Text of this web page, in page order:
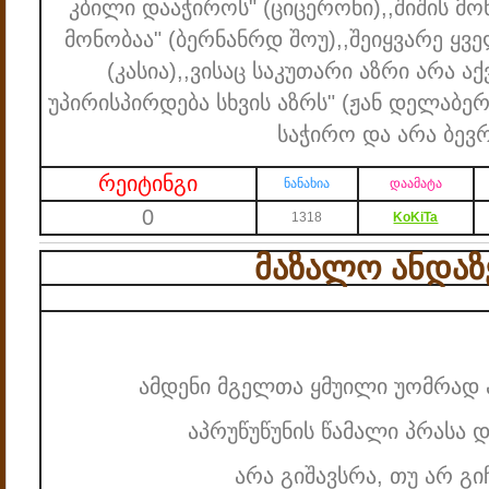
კბილი დააჭიროს" (ციცერონი),,შიშის
მონობაა" (ბერნანრდ შოუ),,შეიყვარე
(კასია),,ვისაც საკუთარი აზრი არა
უპირისპირდება სხვის აზრს" (ჟან
საჭირო და არა
რეიტინგი ნანახია დაამატა
0 1318 KoKiTa
მაზალო
ამდენი მგელთა ყმუილი უომრად
აპრუწუწუნის წამალი პრასა
არა გიშავსრა, თუ არ